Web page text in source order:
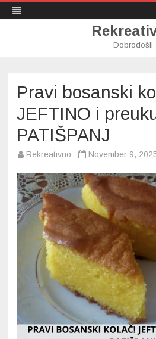
Dobrodošli
Pravi bosanski
JEFTINO i
PATIŠPANJ
Rekreativno November 9,